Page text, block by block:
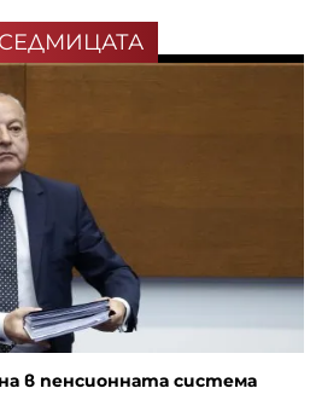
в пенсионната система